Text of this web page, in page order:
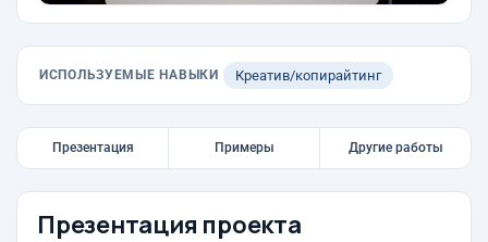
ИСПОЛЬЗУЕМЫЕ НАВЫКИ Креатив/копирайтинг
Презентация Примеры Другие работы
Презентация проекта